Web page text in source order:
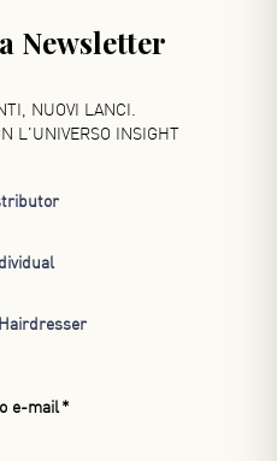
Newsletter
NUOVI LANCI.
L'UNIVERSO INSIGHT
e-mail